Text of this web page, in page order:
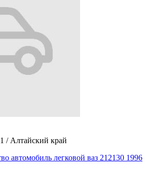
/ Алтайский край
автомобиль легковой ваз 212130 1996